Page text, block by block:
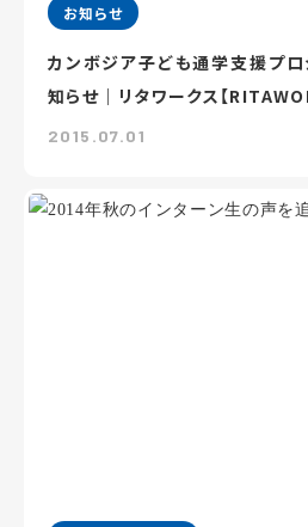
お知らせ
カンボジア子ども通学支援プ
知らせ｜リタワークス【
2015.07.01